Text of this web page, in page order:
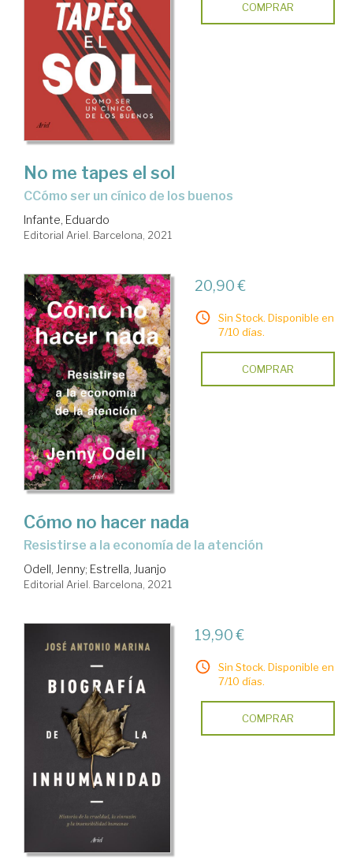
COMPRAR
No me tapes el sol
cCómo ser un cínico de los buenos
Infante, Eduardo
Editorial Ariel. Barcelona, 2021
20,90 €
Sin Stock. Disponible en
7/10 días.
COMPRAR
Cómo no hacer nada
resistirse a la economía de la atención
Odell, Jenny; Estrella, Juanjo
Editorial Ariel. Barcelona, 2021
19,90 €
Sin Stock. Disponible en
7/10 días.
COMPRAR